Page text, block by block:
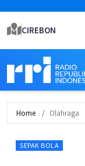
CIREBON
Home Olahraga
SEPAK BOLA